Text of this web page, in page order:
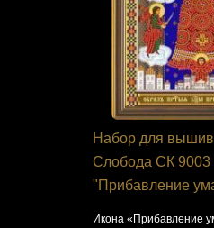
Набор для
Слобода СК 9003
"Прибавление
Икона «Прибавление